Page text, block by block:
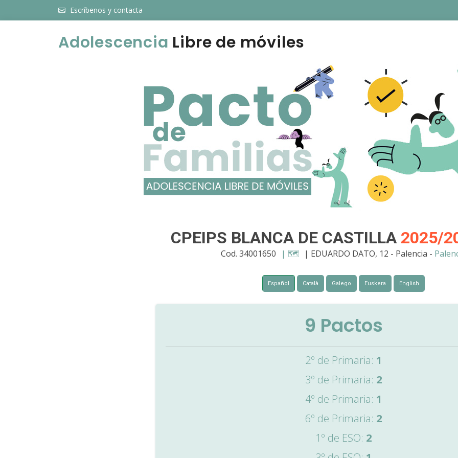
Escríbenos y contacta
Adolescencia Libre de móviles
CPEIPS BLANCA DE CASTILLA 2025/
Cod. 34001650 | 🗺️ | EDUARDO DATO, 12 - Palencia -
Español Català Galego Euskera English
9 Pactos
2º de Primaria: 1
3º de Primaria: 2
4º de Primaria: 1
6º de Primaria: 2
1º de ESO: 2